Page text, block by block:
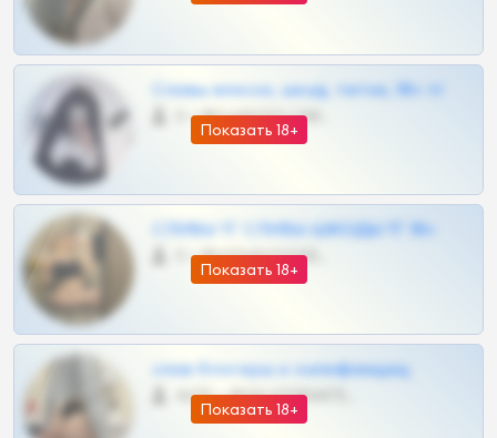
Показать 18+
Сливы вписок, шкод, теток, 18+ тг
0 •
Показать 18+
СЛИВЫ ТГ СЛИВЫ ШКОДЫ ТГ 18+
0 •
Показать 18+
слив блогерш и онлифанщиц
4675 •